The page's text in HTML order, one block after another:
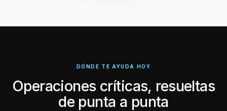
DÓNDE TE AYUDA HOY
Operaciones críticas, resueltas
de punta a punta